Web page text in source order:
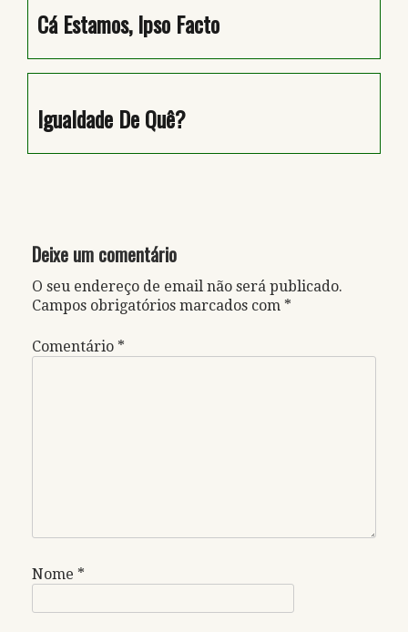
Cá Estamos, Ipso Facto
Igualdade De Quê?
Deixe um comentário
O seu endereço de email não será publicado.
Campos obrigatórios marcados com *
Comentário *
Nome *